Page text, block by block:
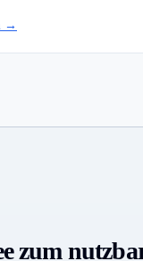
→
zum